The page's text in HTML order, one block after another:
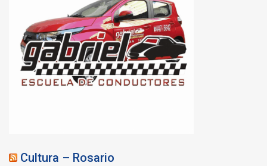
Cultura – Rosario